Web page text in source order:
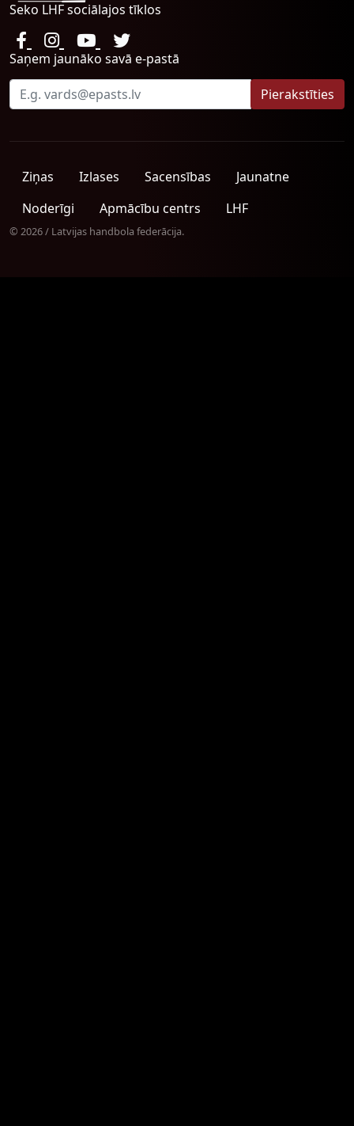
Seko LHF sociālajos tīklos
Saņem jaunāko savā e-pastā
Ziņas Izlases Sacensības
Jaunatne
Noderīgi
Apmācību centrs LHF
© 2026 / Latvijas handbola federācija.